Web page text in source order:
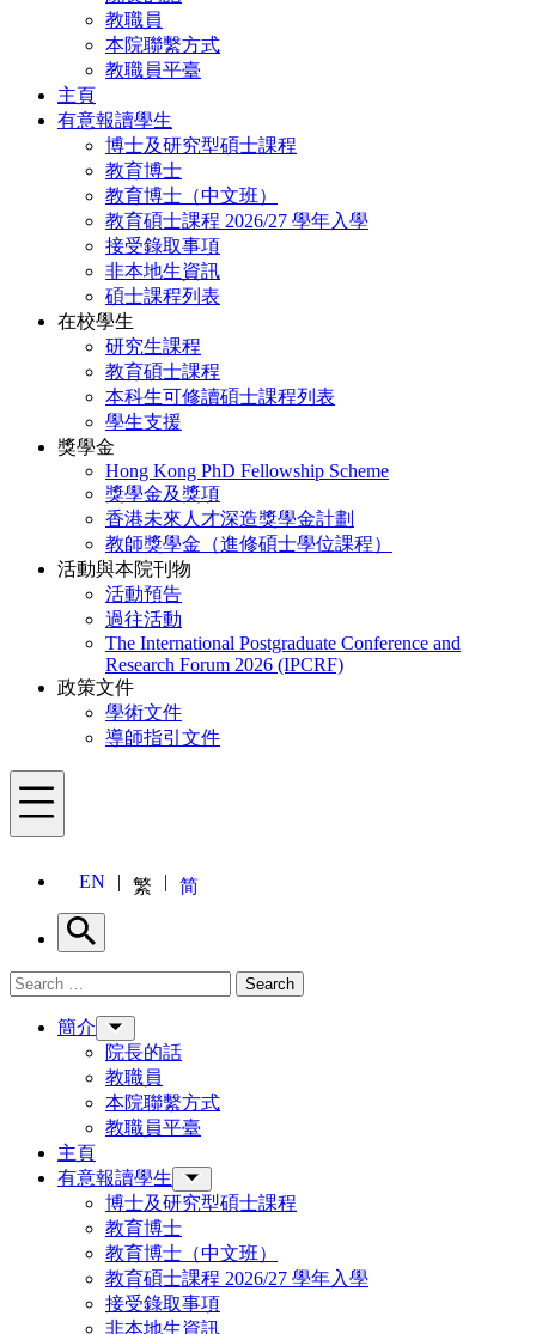
教職員
本院聯繫方式
教職員平臺
主頁
有意報讀學生
博士及研究型碩士課程
教育博士
教育博士（中文班）
教育碩士課程 2026/27 學年入學
接受錄取事項
非本地生資訊
碩士課程列表
在校學生
研究生課程
教育碩士課程
本科生可修讀碩士課程列表
學生支援
獎學金
Hong Kong PhD Fellowship Scheme
獎學金及獎項
香港未來人才深造獎學金計劃
教師獎學金（進修碩士學位課程）
活動與本院刊物
活動預告
過往活動
The International Postgraduate Conference and
Research Forum 2026 (IPCRF)
政策文件
學術文件
導師指引文件
Menu
EN 繁 简
Search
Search for: Search
簡介
院長的話
教職員
本院聯繫方式
教職員平臺
主頁
有意報讀學生
博士及研究型碩士課程
教育博士
教育博士（中文班）
教育碩士課程 2026/27 學年入學
接受錄取事項
非本地生資訊